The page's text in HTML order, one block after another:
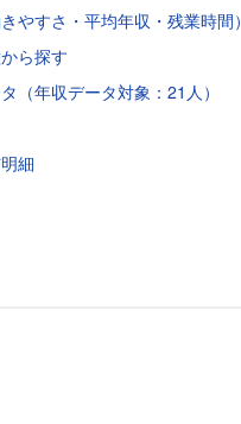
やすさ・平均年収・残業時間）
ら探す
（年収データ対象：21人）
細